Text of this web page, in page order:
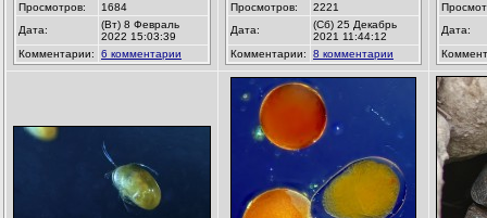
Просмотров:
1684
Дата:
(Вт) 8 Февраль
2022 15:03:39
Комментарии:
6 комментарии
Просмотров:
2221
Дата:
(Сб) 25 Декабрь
2021 11:44:12
Комментарии:
8 комментарии
Дата: